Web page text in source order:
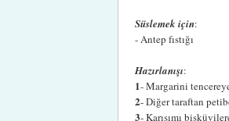
Süslemek için:
- Antep fıstığı
Hazırlanışı:
1- Margarini
2- Diğer taraftan
3- Karışımı